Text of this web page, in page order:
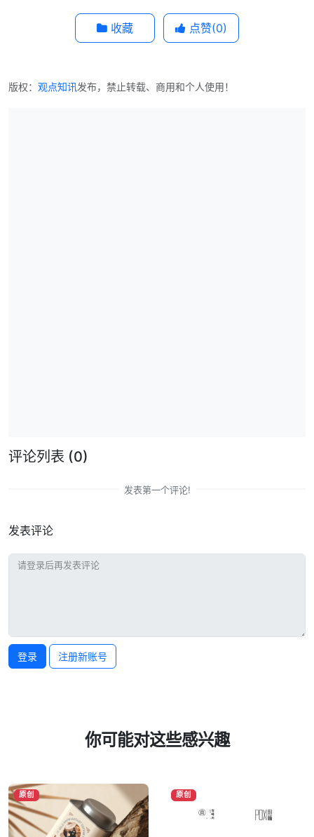
收藏 点赞(0)
版权： 观点知讯发布，禁止转载、商用和个人使用！
评论列表 (0)
发表第一个评论!
发表评论
登录 注册新账号
你可能对这些感兴趣
原创 原创